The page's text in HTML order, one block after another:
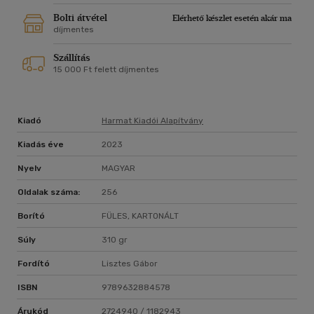
Bolti átvétel
Elérhető készlet esetén akár ma
díjmentes
Szállítás
15 000 Ft felett díjmentes
Kiadó Harmat Kiadói Alapítvány
Kiadás éve 2023
Nyelv MAGYAR
Oldalak száma: 256
Borító FÜLES, KARTONÁLT
Súly 310 gr
Fordító Lisztes Gábor
ISBN 9789632884578
Árukód 2724940 / 1182943